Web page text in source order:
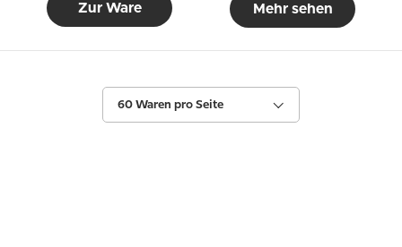
Zur Ware Mehr sehen
60 Waren pro Seite